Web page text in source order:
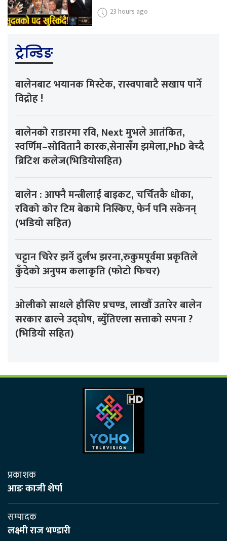
23 hours ago
ट्रेन्डिङ
बालेनबाट भयानक मिस्टेक, रास्वपाबाटै सखाप पार्ने
विद्रोह !
बालेनको राडारमा रवि, Next मुभले आतंकित,
स्वर्णिम–सोवितानै कारक,सेनासँग झमेला,PhD बेच्दै
ब्रिटिश कलेज(भिडियोसहित)
बालेन : आफ्नै मन्त्रीलाई बाइकट, चर्चितकै धोका,
रविको कोर टिम बेकामे निस्किए, फेर्न पनि सकेनन्
(भडियो सहित)
चट्टान चिरेर झर्ने दुर्लभ झरना,रुकुमपूर्वमा प्रकृतिले
कुँदेको अनुपम कलाकृति (फोटो फिचर)
ओलीको साथले हौसिए प्रचण्ड, लाखौँ उतारेर बालेन
सरकार ढाल्ने उद्घोष, ब्युँतिएला सत्ताको सपना ?
(भिडियो सहित)
प्रकाशक
आङ काजी शेर्पा
सम्पादक
लक्ष्मी राज भण्डारी